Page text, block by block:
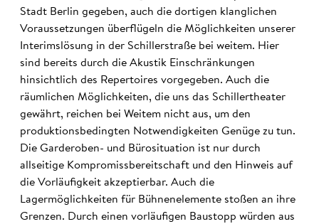
Stadt Berlin gegeben, auch die dortigen klanglichen
Voraussetzungen überflügeln die Möglichkeiten unserer
Interimslösung in der Schillerstraße bei weitem. Hier
sind bereits durch die Akustik Einschränkungen
hinsichtlich des Repertoires vorgegeben. Auch die
räumlichen Möglichkeiten, die uns das Schillertheater
gewährt, reichen bei Weitem nicht aus, um den
produktionsbedingten Notwendigkeiten Genüge zu tun.
Die Garderoben- und Bürosituation ist nur durch
allseitige Kompromissbereitschaft und den Hinweis auf
die Vorläufigkeit akzeptierbar. Auch die
Lagermöglichkeiten für Bühnenelemente stoßen an ihre
Grenzen. Durch einen vorläufigen Baustopp würden aus